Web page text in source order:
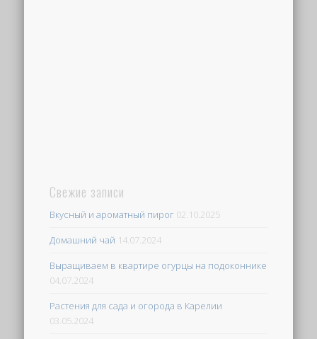
Свежие записи
Вкусный и ароматный пирог 02.10.2025
Домашний чай 14.07.2024
Выращиваем в квартире огурцы на подоконнике
04.07.2024
Растения для сада и огорода в Карелии
03.05.2024